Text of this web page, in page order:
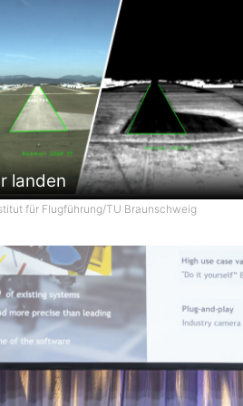
landen
für Flugführung/TU Braunschweig